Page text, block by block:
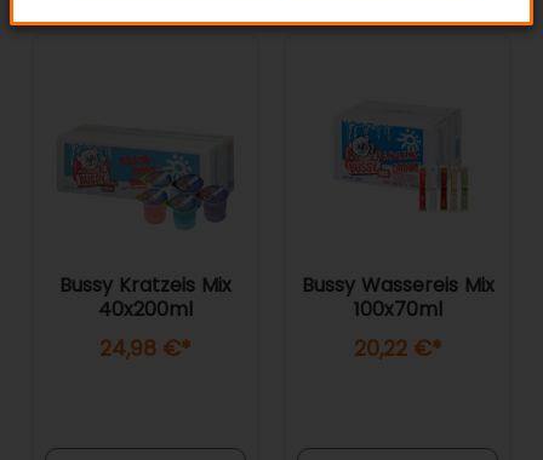
Bussy Kratzeis Mix
40x200ml
24,98 €*
Bussy Wassereis Mix
100x70ml
20,22 €*